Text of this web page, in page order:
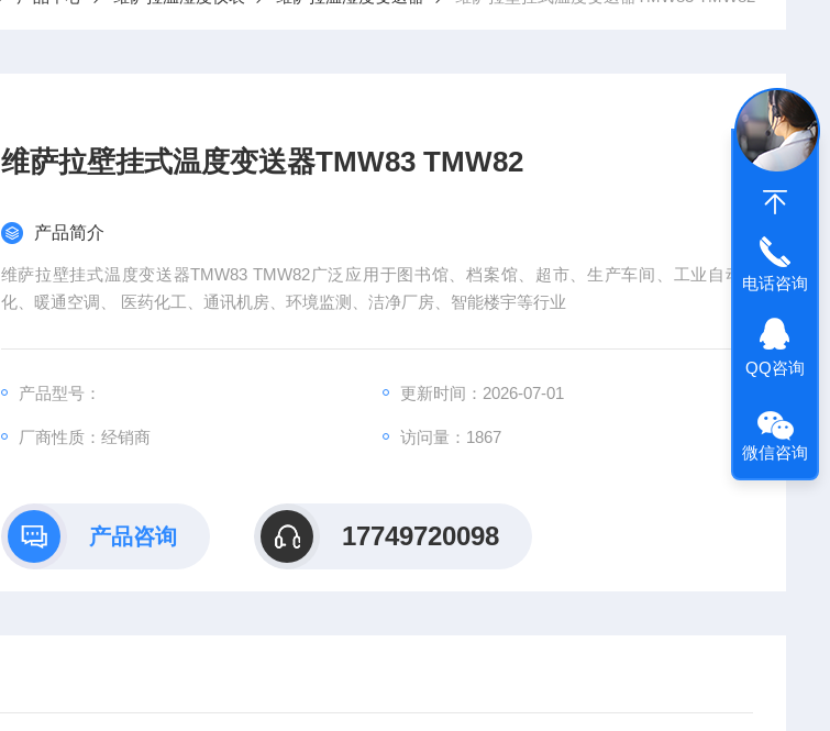
维萨拉壁挂式温度变送器TMW83 TMW82
产品简介
维萨拉壁挂式温度变送器TMW83 TMW82广泛应用于图书馆、档案馆、超市、生产车间、工业自动
化、暖通空调、 医药化工、通讯机房、环境监测、洁净厂房、智能楼宇等行业
产品型号： 更新时间：2026-07-01
厂商性质：经销商 访问量：1867
产品咨询 17749720098
电话咨询
QQ咨询
微信咨询